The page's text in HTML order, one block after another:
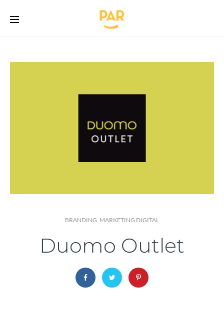
BRANDING MARKETING DIGITAL
Duomo Outlet